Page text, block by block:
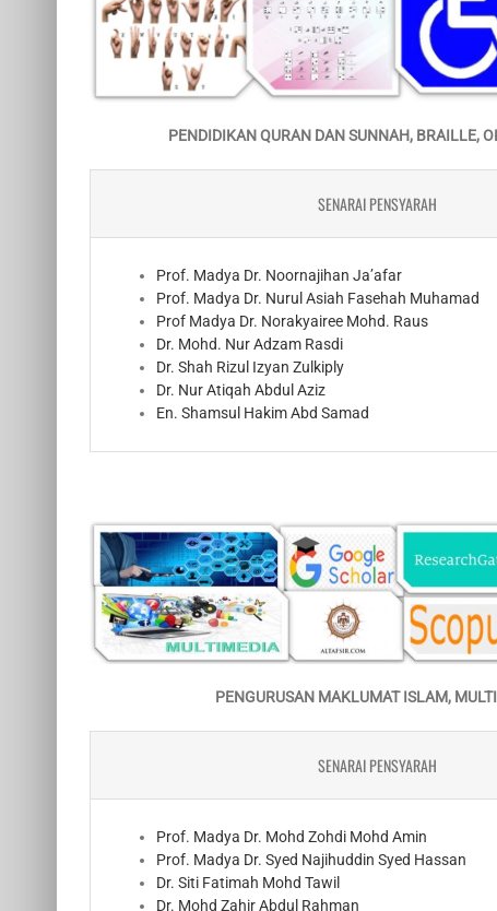
PENDIDIKAN QURAN DAN SUNNAH, BRAILLE,
SENARAI PENSYARAH
Prof. Madya Dr. Noornajihan Ja’afar
Prof. Madya Dr. Nurul Asiah Fasehah Muhamad
Prof Madya Dr. Norakyairee Mohd. Raus
Dr. Mohd. Nur Adzam Rasdi
Dr. Shah Rizul Izyan Zulkiply
Dr. Nur Atiqah Abdul Aziz
En. Shamsul Hakim Abd Samad
PENGURUSAN MAKLUMAT ISLAM,
SENARAI PENSYARAH
Prof. Madya Dr. Mohd Zohdi Mohd Amin
Prof. Madya Dr. Syed Najihuddin Syed Hassan
Dr. Siti Fatimah Mohd Tawil
Dr. Mohd Zahir Abdul Rahman